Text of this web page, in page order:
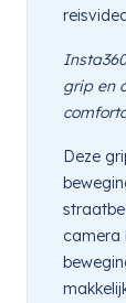
grip en
Deze
camera